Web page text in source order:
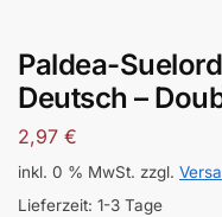
Paldea-
Deutsch –
2,97 €
inkl. 0 % MwSt. zzgl.
Lieferzeit: 1-3 Tage